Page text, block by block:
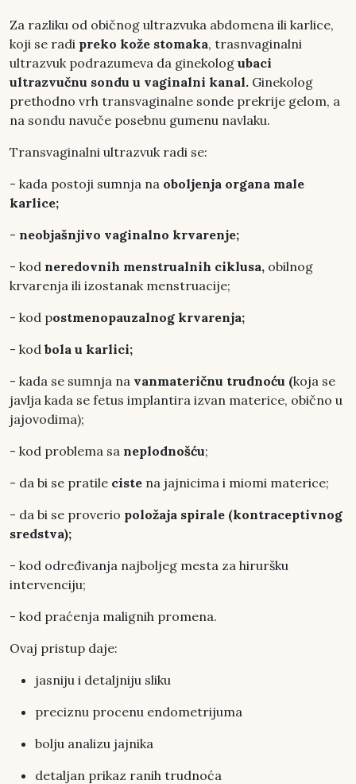
Za razliku od običnog ultrazvuka abdomena ili karlice,
koji se radi preko kože stomaka, trasnvaginalni
ultrazvuk podrazumeva da ginekolog ubaci
ultrazvučnu sondu u vaginalni kanal. Ginekolog
prethodno vrh transvaginalne sonde prekrije gelom, a
na sondu navuče posebnu gumenu navlaku.
Transvaginalni ultrazvuk radi se:
- kada postoji sumnja na oboljenja organa male
karlice;
- neobjašnjivo vaginalno krvarenje;
- kod neredovnih menstrualnih ciklusa, obilnog
krvarenja ili izostanak menstruacije;
- kod postmenopauzalnog krvarenja;
- kod bola u karlici;
- kada se sumnja na vanmateričnu trudnoću (koja se
javlja kada se fetus implantira izvan materice, obično u
jajovodima);
- kod problema sa neplodnošću;
- da bi se pratile ciste na jajnicima i miomi materice;
- da bi se proverio položaja spirale (kontraceptivnog
sredstva);
- kod određivanja najboljeg mesta za hiruršku
intervenciju;
- kod praćenja malignih promena.
Ovaj pristup daje:
jasniju i detaljniju sliku
preciznu procenu endometrijuma
bolju analizu jajnika
detaljan prikaz ranih trudnoća